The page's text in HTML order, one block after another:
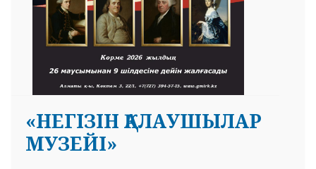
«НЕГІЗІН ҚАЛАУШЫЛАР
МУЗЕЙІ»